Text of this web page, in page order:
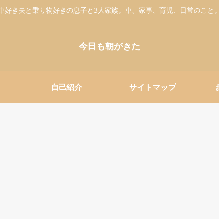
好き夫と乗り物好きの息子と3人家族。車、家事、育児、日常のこと。
今日も朝がきた
自己紹介 サイトマップ